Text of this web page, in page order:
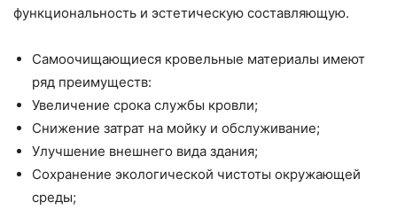
функциональность и эстетическую составляющую.
Самоочищающиеся кровельные материалы имеют
ряд преимуществ:
Увеличение срока службы кровли;
Снижение затрат на мойку и обслуживание;
Улучшение внешнего вида здания;
Сохранение экологической чистоты окружающей
среды;